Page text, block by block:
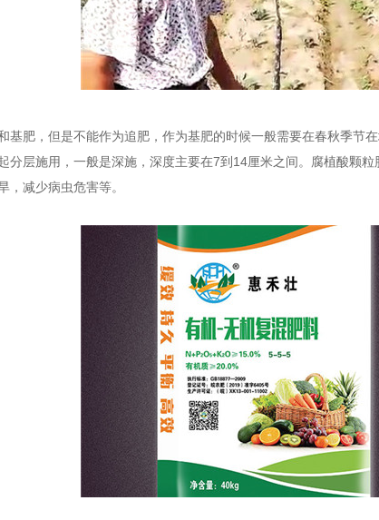
基肥，但是不能作为追肥，作为基肥的时候一般需要在春秋季节
分层施用，一般是深施，深度主要在7到14厘米之间。腐植酸颗
，减少病虫危害等。